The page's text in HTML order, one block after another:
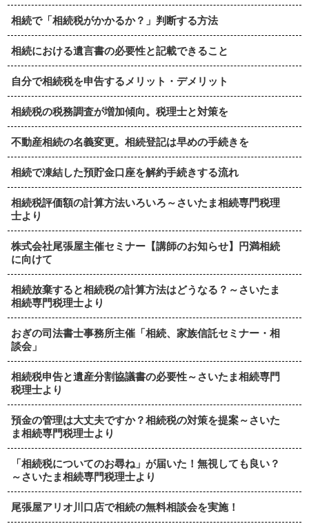
相続で「相続税がかかるか？」判断する方法
相続における遺言書の必要性と記載できること
自分で相続税を申告するメリット・デメリット
相続税の税務調査が増加傾向。税理士と対策を
不動産相続の名義変更。相続登記は早めの手続きを
相続で凍結した預貯金口座を解約手続きする流れ
相続税評価額の計算方法いろいろ～さいたま相続専門税理
士より
株式会社尾張屋主催セミナー【講師のお知らせ】円満相続
に向けて
相続放棄すると相続税の計算方法はどうなる？～さいたま
相続専門税理士より
おぎの司法書士事務所主催「相続、家族信託セミナー・相
談会」
相続税申告と遺産分割協議書の必要性～さいたま相続専門
税理士より
預金の管理は大丈夫ですか？相続税の対策を提案～さいた
ま相続専門税理士より
「相続税についてのお尋ね」が届いた！無視しても良い？
～さいたま相続専門税理士より
尾張屋アリオ川口店で相続の無料相談会を実施！